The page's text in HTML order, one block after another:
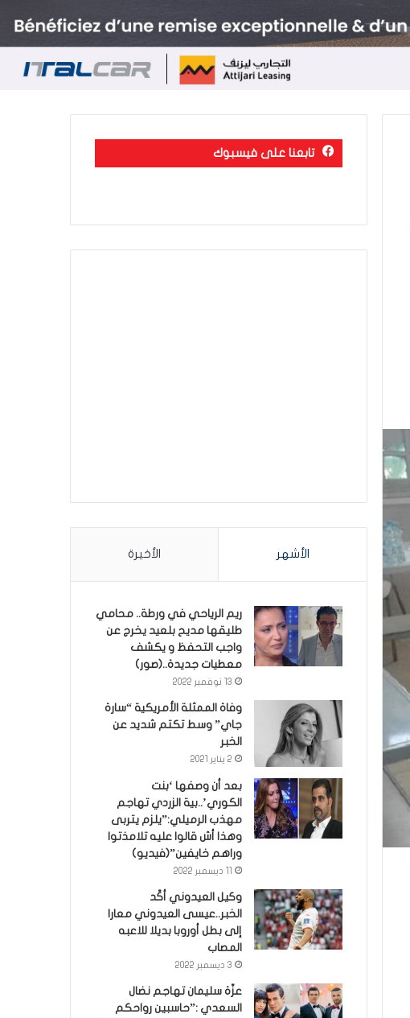
تابعنا على فيسبوك
الأشهر الأخيرة
ريم الرياحي في ورطة.. محامي
طليقها مديح بلعيد يخرج عن
واجب التحفظ و يكشف
معطيات جديدة..(صور)
13 نوفمبر 2022
وفاة الممثلة الأمريكية “سارة
جاي” وسط تكتم شديد عن
الخبر
2 يناير 2021
بعد أن وصفها ‘بنت
الكوري’..بية الزردي تهاجم
مهذب الرميلي:”يلزم يتربى
وهذا أش قالوا عليه تلامذتوا
وراهم خايفين”(فيديو)
وكيل العيدوني أكّد
الخبر..عيسى العيدوني معارا
إلى بطل أوروبا بديلا للاعبه
المصاب
3 ديسمبر 2022
عزّة سليمان تهاجم نضال
السعدي :”حاسبين رواحكم